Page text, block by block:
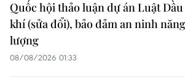
Quốc hội thảo luận dự án Luật Dầu
khí (sửa đổi), bảo đảm an ninh năng
lượng
08/08/2026 01:33